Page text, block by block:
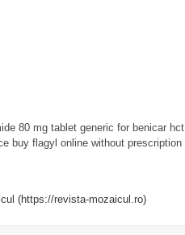
80 mg tablet generic for benicar hct
buy flagyl online without prescription
(https://revista-mozaicul.ro)